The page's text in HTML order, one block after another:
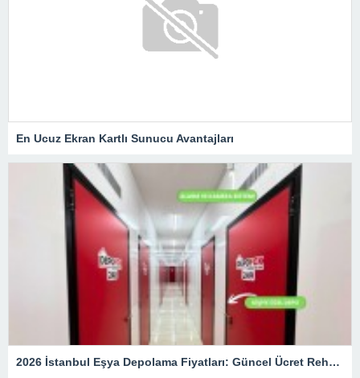
En Ucuz Ekran Kartlı Sunucu Avantajları
2026 İstanbul Eşya Depolama Fiyatları: Güncel Ücret Rehberi